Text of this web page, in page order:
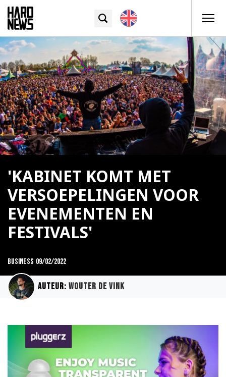
'KABINET KOMT MET
VERSOEPELINGEN VOOR
EVENEMENTEN EN
FESTIVALS'
Business 09/02/2022
Auteur: Wouter de Vink